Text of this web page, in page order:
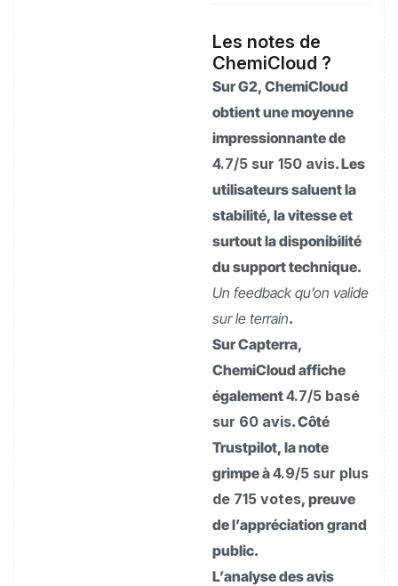
Les notes de
ChemiCloud ?
Sur G2, ChemiCloud
obtient une moyenne
impressionnante de
4.7/5 sur 150 avis. Les
utilisateurs saluent la
stabilité, la vitesse et
surtout la disponibilité
du support technique.
Un feedback qu’on valide
sur le terrain.
Sur Capterra,
ChemiCloud affiche
également4.7/5 basé
sur 60 avis. Côté
Trustpilot, la note
grimpe à4.9/5 sur plus
de 715 votes, preuve
de l’appréciation grand
public.
L’analyse des avis